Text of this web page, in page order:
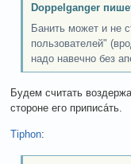
Doppelganger
Банить может и не
пользователей"
надо навечно без
Будем считать
стороне его приписáть.
Tiphon: